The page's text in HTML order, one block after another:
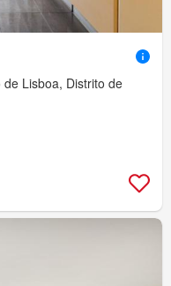
Lisboa, Distrito de